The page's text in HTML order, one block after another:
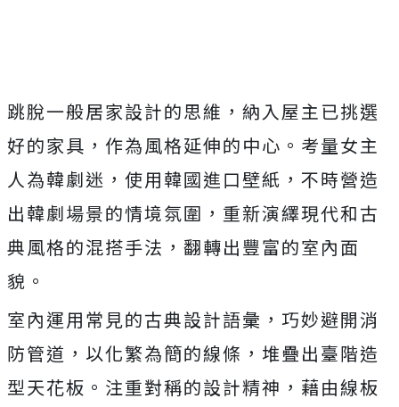
跳脫一般居家設計的思維，納入屋主已挑選
好的家具，作為風格延伸的中心。考量女主
人為韓劇迷，使用韓國進口壁紙，不時營造
出韓劇場景的情境氛圍，重新演繹現代和古
典風格的混搭手法，翻轉出豐富的室內面
貌。
室內運用常見的古典設計語彙，巧妙避開消
防管道，以化繁為簡的線條，堆疊出臺階造
型天花板。注重對稱的設計精神，藉由線板